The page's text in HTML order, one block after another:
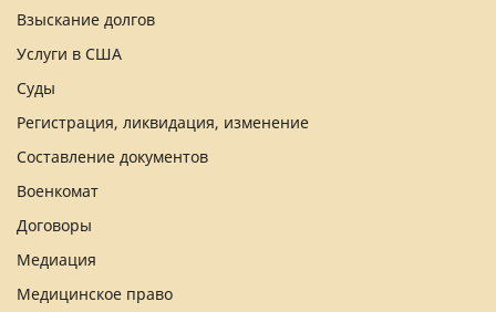
Взыскание долгов
Услуги в США
Суды
Регистрация, ликвидация, изменение
Составление документов
Военкомат
Договоры
Медиация
Медицинское право